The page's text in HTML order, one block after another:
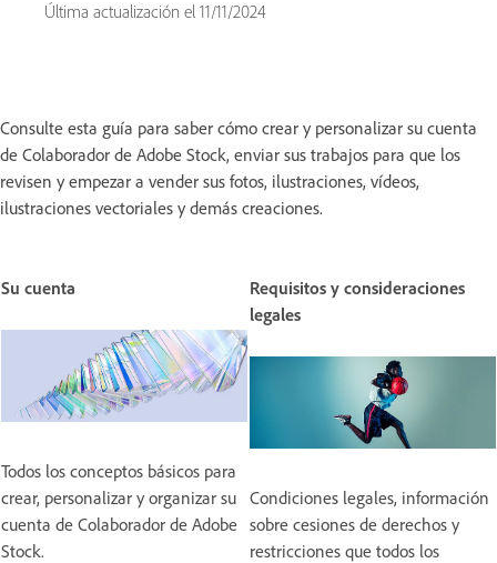
Última actualización el 11/11/2024
Consulte esta guía para saber cómo crear y personalizar su cuenta
de Colaborador de Adobe Stock, enviar sus trabajos para que los
revisen y empezar a vender sus fotos, ilustraciones, vídeos,
ilustraciones vectoriales y demás creaciones.
Su cuenta
Todos los conceptos básicos para
crear, personalizar y organizar su
cuenta de Colaborador de Adobe
Stock.
Requisitos y consideraciones
legales
Condiciones legales, información
sobre cesiones de derechos y
restricciones que todos los